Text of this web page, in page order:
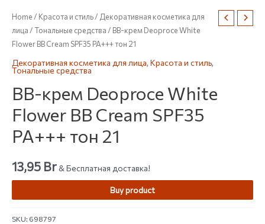
Home/ Красота и стиль/ Декоративная косметика для
лица/Тональные средства/ BB-крем Deoproce White
Flower BB Cream SPF35 PA+++ тон 21
Декоративная косметика для лица, Красота и стиль,
Тональные средства
BB-крем Deoproce White
Flower BB Cream SPF35
PA+++ тон 21
13,95 Br& Бесплатная доставка!
Buy product
SKU:698797